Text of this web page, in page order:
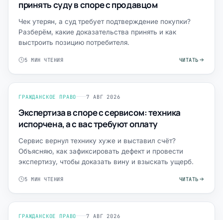
принять суду в споре с продавцом
Чек утерян, а суд требует подтверждение покупки?
Разберём, какие доказательства принять и как
выстроить позицию потребителя.
5 МИН ЧТЕНИЯ ЧИТАТЬ
ГРАЖДАНСКОЕ ПРАВО 7 АВГ 2026
Экспертиза в споре с сервисом: техника
испорчена, а с вас требуют оплату
Сервис вернул технику хуже и выставил счёт?
Объясняю, как зафиксировать дефект и провести
экспертизу, чтобы доказать вину и взыскать ущерб.
5 МИН ЧТЕНИЯ ЧИТАТЬ
ГРАЖДАНСКОЕ ПРАВО 7 АВГ 2026